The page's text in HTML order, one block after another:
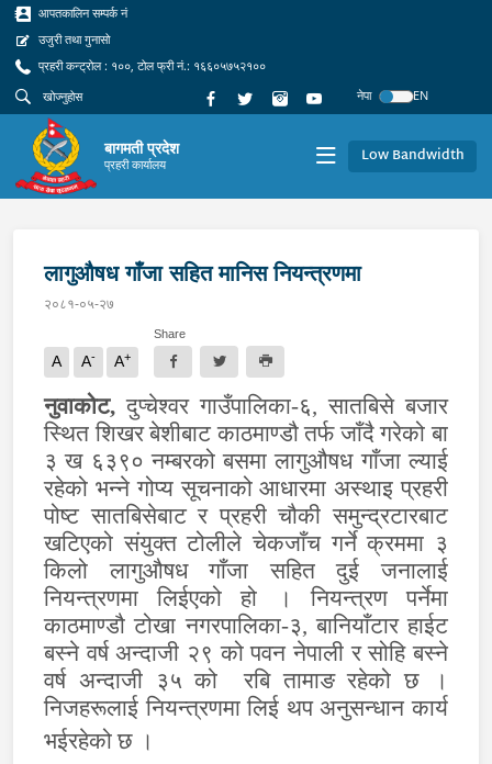
आपतकालिन सम्पर्क नं
उजुरी तथा गुनासो
प्रहरी कन्ट्रोल : १००, टोल फ्री नं.: १६६०५७५२१००
नेपा
EN
बागमती प्रदेश
प्रहरी कार्यालय Low Bandwidth
लागुऔषध गाँजा सहित मानिस नियन्त्रणमा
२०८१-०५-२७
A A- A+
Share
नुवाकोट, दुप्चेश्वर गाउँपालिका-६, सातबिसे बजार
स्थित शिखर बेशीबाट काठमाण्डौ तर्फ जाँदै गरेको बा
३ ख ६३९० नम्बरको बसमा लागुऔषध गाँजा ल्याई
रहेको भन्ने गोप्य सूचनाको आधारमा अस्थाइ प्रहरी
पोष्ट सातबिसेबाट र प्रहरी चौकी समुन्द्रटारबाट
खटिएको संयुक्त टोलीले चेकजाँच गर्ने क्रममा ३
किलो लागुऔषध गाँजा सहित दुई जनालाई
नियन्त्रणमा लिईएको हो । नियन्त्रण पर्नेमा
काठमाण्डौ टोखा नगरपालिका-३, बानियाँटार हाईट
बस्ने वर्ष अन्दाजी २९ को पवन नेपाली र सोहि बस्ने
वर्ष अन्दाजी ३५ को रबि तामाङ रहेको छ ।
निजहरूलाई नियन्त्रणमा लिई थप अनुसन्धान कार्य
भईरहेको छ ।